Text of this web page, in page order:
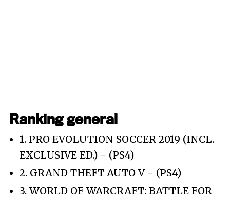
Ranking general
1. PRO EVOLUTION SOCCER 2019 (INCL.
EXCLUSIVE ED.) - (PS4)
2. GRAND THEFT AUTO V - (PS4)
3. WORLD OF WARCRAFT: BATTLE FOR